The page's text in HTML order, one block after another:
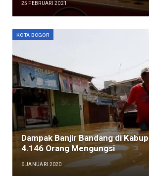
25 FEBRUARI 2021
KOTA BOGOR
Dampak Banjir Bandang di
4.146 Orang Mengungsi
6 JANUARI 2020